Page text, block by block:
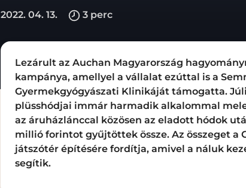
2022. 04. 13. 3 perc
Lezárult az Auchan Magyarország
kampánya, amellyel a vállalat ezúttal is a
Gyermekgyógyászati Klinikáját támogatta.
plüsshódjai immár harmadik alkalommal
az áruházlánccal közösen az eladott hódok
millió forintot gyűjtöttek össze. Az összeget a
játszótér építésére fordítja, amivel a náluk
segítik.